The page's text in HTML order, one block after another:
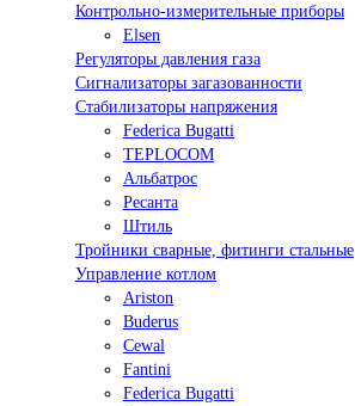
Контрольно-измерительные приборы
Elsen
Регуляторы давления газа
Сигнализаторы загазованности
Стабилизаторы напряжения
Federica Bugatti
TEPLOCOM
Альбатрос
Ресанта
Штиль
Тройники сварные, фитинги стальные
Управление котлом
Ariston
Buderus
Cewal
Fantini
Federica Bugatti